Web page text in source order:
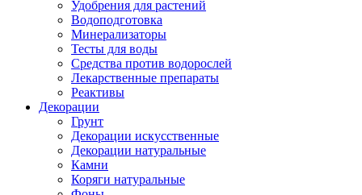
Удобрения для растений
Водоподготовка
Минерализаторы
Тесты для воды
Средства против водорослей
Лекарственные препараты
Реактивы
Декорации
Грунт
Декорации искусственные
Декорации натуральные
Камни
Коряги натуральные